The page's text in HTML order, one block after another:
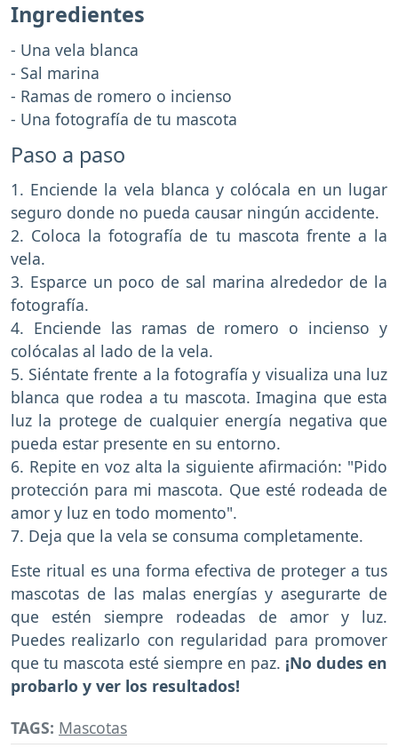
Ingredientes
- Una vela blanca
- Sal marina
- Ramas de romero o incienso
- Una fotografía de tu mascota
Paso a paso
1. Enciende la vela blanca y colócala en un lugar
seguro donde no pueda causar ningún accidente.
2. Coloca la fotografía de tu mascota frente a la
vela.
3. Esparce un poco de sal marina alrededor de la
fotografía.
4. Enciende las ramas de romero o incienso y
colócalas al lado de la vela.
5. Siéntate frente a la fotografía y visualiza una luz
blanca que rodea a tu mascota. Imagina que esta
luz la protege de cualquier energía negativa que
pueda estar presente en su entorno.
6. Repite en voz alta la siguiente afirmación: "Pido
protección para mi mascota. Que esté rodeada de
amor y luz en todo momento".
7. Deja que la vela se consuma completamente.
Este ritual es una forma efectiva de proteger a tus
mascotas de las malas energías y asegurarte de
que estén siempre rodeadas de amor y luz.
Puedes realizarlo con regularidad para promover
que tu mascota esté siempre en paz. ¡No dudes en
probarlo y ver los resultados!
TAGS: Mascotas